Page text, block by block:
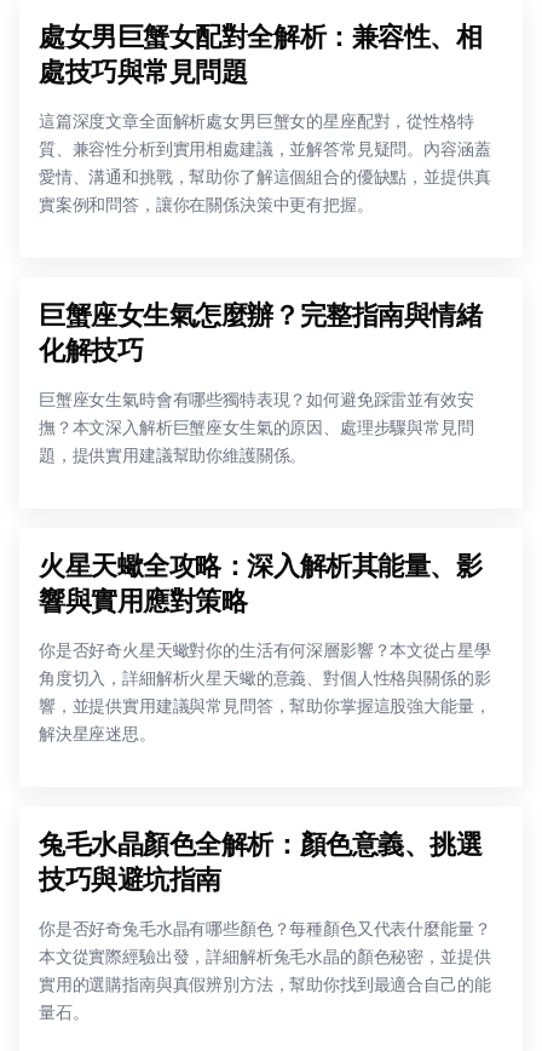
處女男巨蟹女配對全解析：兼容性、相
處技巧與常見問題
這篇深度文章全面解析處女男巨蟹女的星座配對，從性格特
質、兼容性分析到實用相處建議，並解答常見疑問。內容涵蓋
愛情、溝通和挑戰，幫助你了解這個組合的優缺點，並提供真
實案例和問答，讓你在關係決策中更有把握。
巨蟹座女生氣怎麼辦？完整指南與情緒
化解技巧
巨蟹座女生氣時會有哪些獨特表現？如何避免踩雷並有效安
撫？本文深入解析巨蟹座女生氣的原因、處理步驟與常見問
題，提供實用建議幫助你維護關係。
火星天蠍全攻略：深入解析其能量、影
響與實用應對策略
你是否好奇火星天蠍對你的生活有何深層影響？本文從占星學
角度切入，詳細解析火星天蠍的意義、對個人性格與關係的影
響，並提供實用建議與常見問答，幫助你掌握這股強大能量，
解決星座迷思。
兔毛水晶顏色全解析：顏色意義、挑選
技巧與避坑指南
你是否好奇兔毛水晶有哪些顏色？每種顏色又代表什麼能量？
本文從實際經驗出發，詳細解析兔毛水晶的顏色秘密，並提供
實用的選購指南與真假辨別方法，幫助你找到最適合自己的能
量石。